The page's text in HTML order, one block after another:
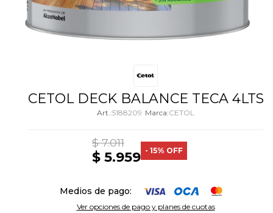
CETOL DECK BALANCE TECA 4LTS
5188209 CETOL
$ 5.959
$ 7.011
15
Medios de pago:
Ver opciones de pago y planes de cuotas